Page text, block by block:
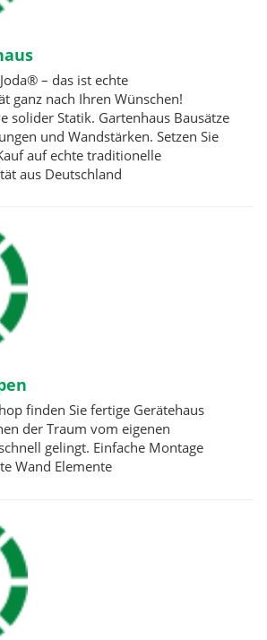
– das ist echte
ganz nach Ihren Wünschen!
solider Statik. Gartenhaus Bausätze
und Wandstärken. Setzen Sie
auf echte traditionelle
aus Deutschland
finden Sie fertige Gerätehaus
der Traum vom eigenen
gelingt. Einfache Montage
Wand Elemente